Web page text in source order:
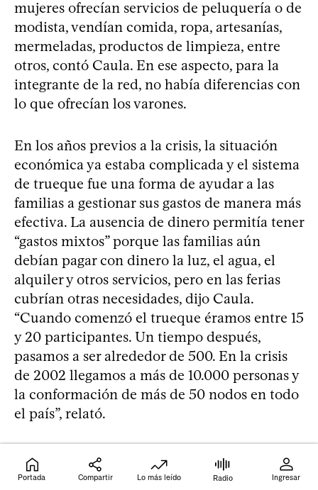
mujeres ofrecían servicios de peluquería o de
modista, vendían comida, ropa, artesanías,
mermeladas, productos de limpieza, entre
otros, contó Caula. En ese aspecto, para la
integrante de la red, no había diferencias con
lo que ofrecían los varones.
En los años previos a la crisis, la situación
económica ya estaba complicada y el sistema
de trueque fue una forma de ayudar a las
familias a gestionar sus gastos de manera más
efectiva. La ausencia de dinero permitía tener
“gastos mixtos” porque las familias aún
debían pagar con dinero la luz, el agua, el
alquiler y otros servicios, pero en las ferias
cubrían otras necesidades, dijo Caula.
“Cuando comenzó el trueque éramos entre 15
y 20 participantes. Un tiempo después,
pasamos a ser alrededor de 500. En la crisis
de 2002 llegamos a más de 10.000 personas y
la conformación de más de 50 nodos en todo
el país”, relató.
Una vez establecida la crisis, “el sistema de
trueque se debilitó” porque “empezó a llegar
Portada Compartir Lo más leído Radio Ingresar